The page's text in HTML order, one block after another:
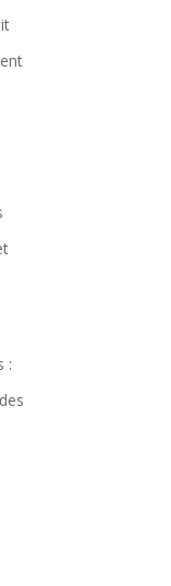
: